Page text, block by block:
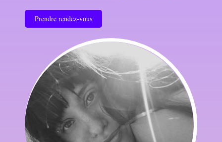
Prendre rendez-vous